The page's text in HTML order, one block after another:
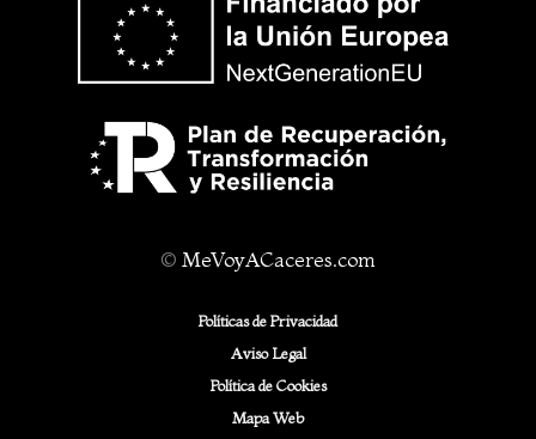
© MeVoyACaceres.com
Políticas de Privacidad
Aviso Legal
Política de Cookies
Mapa Web